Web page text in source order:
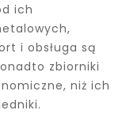
ich
i obsługa są
zbiorniki
niż ich